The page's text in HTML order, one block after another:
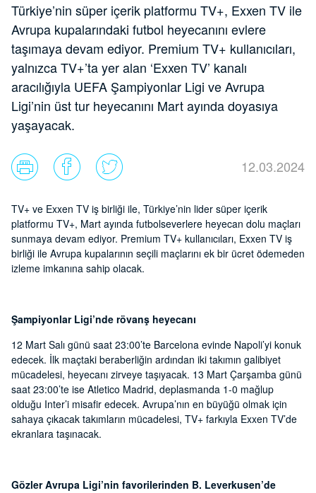
Türkiye’nin süper içerik platformu TV+, Exxen TV ile
Avrupa kupalarındaki futbol heyecanını evlere
taşımaya devam ediyor. Premium TV+ kullanıcıları,
yalnızca TV+’ta yer alan ‘Exxen TV’ kanalı
aracılığıyla UEFA Şampiyonlar Ligi ve Avrupa
Ligi’nin üst tur heyecanını Mart ayında doyasıya
yaşayacak.
12.03.2024
TV+ ve Exxen TV iş birliği ile, Türkiye’nin lider süper içerik
platformu TV+, Mart ayında futbolseverlere heyecan dolu maçları
sunmaya devam ediyor. Premium TV+ kullanıcıları, Exxen TV iş
birliği ile Avrupa kupalarının seçili maçlarını ek bir ücret ödemeden
izleme imkanına sahip olacak.
Şampiyonlar Ligi’nde rövanş heyecanı
12 Mart Salı günü saat 23:00’te Barcelona evinde Napoli’yi konuk
edecek. İlk maçtaki beraberliğin ardından iki takımın galibiyet
mücadelesi, heyecanı zirveye taşıyacak. 13 Mart Çarşamba günü
saat 23:00’te ise Atletico Madrid, deplasmanda 1-0 mağlup
olduğu Inter’i misafir edecek. Avrupa’nın en büyüğü olmak için
sahaya çıkacak takımların mücadelesi, TV+ farkıyla Exxen TV’de
ekranlara taşınacak.
Gözler Avrupa Ligi’nin favorilerinden B. Leverkusen’de